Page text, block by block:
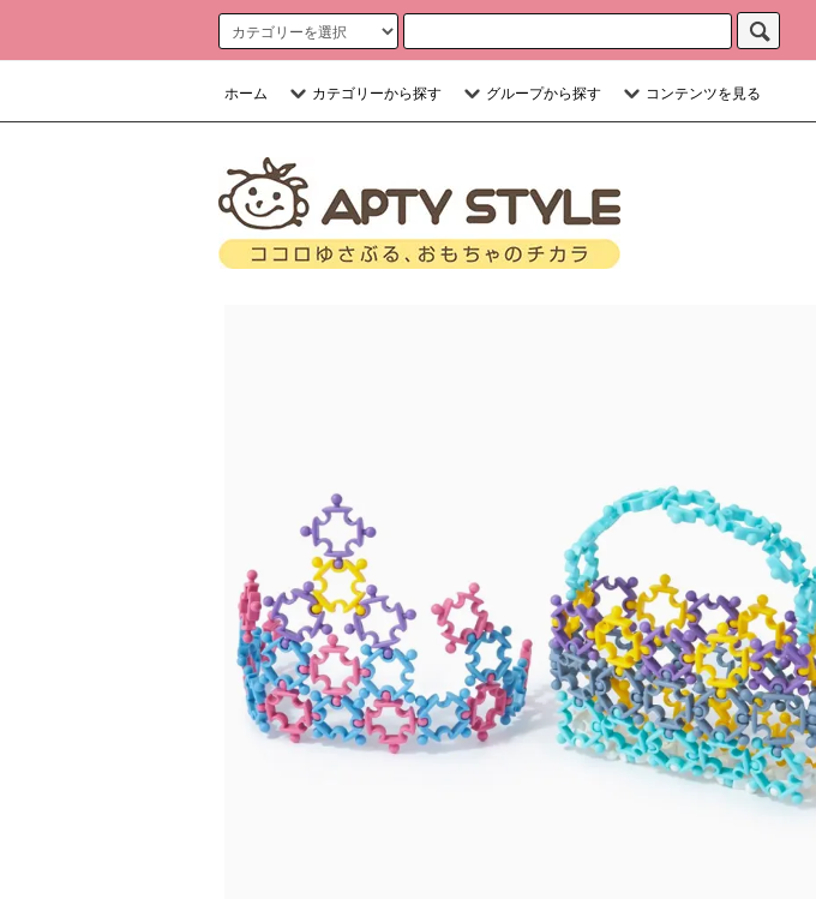
ホーム カテゴリーから探す グループから探す コンテンツを見る